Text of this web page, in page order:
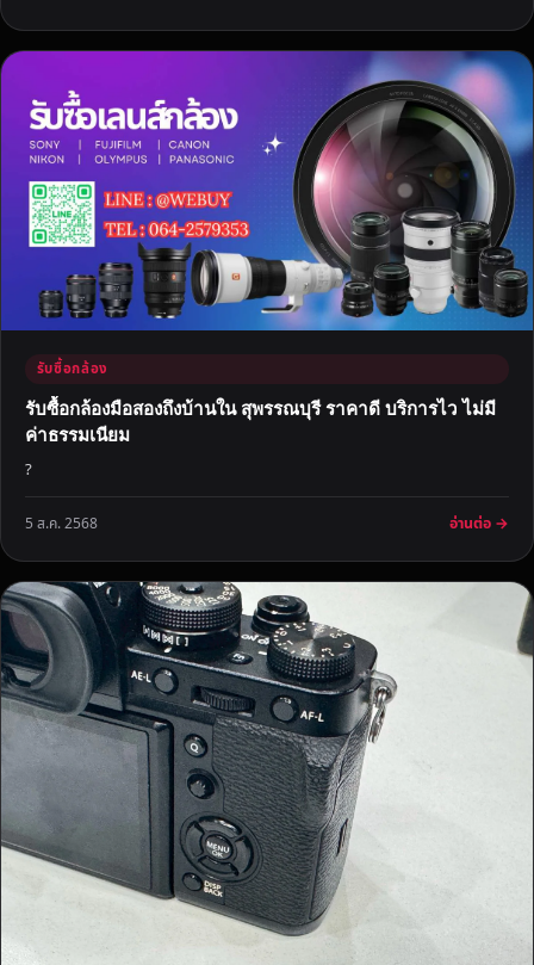
รับซื้อกล้อง
รับซื้อกล้องมือสองถึงบ้านใน สุพรรณบุรี ราคาดี บริการไว ไม่มี
ค่าธรรมเนียม
?
5 ส.ค. 2568 อ่านต่อ →